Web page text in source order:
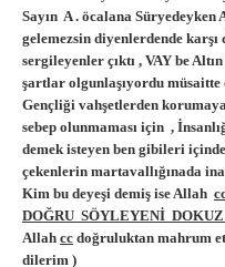
Sayın A . öcalana
gelemezsin diyenlerdende
sergileyenler çıktı , VAY be
şartlar olgunlaşıyordu
Gençliği vahşetlerden
sebep olunmaması için ,
demek isteyen ben gibileri
çekenlerin martavallığınada
Kim bu deyeşi demiş ise Allah
DOĞRU SÖYLEYENİ
Allah cc doğruluktan mahrum
dilerim )